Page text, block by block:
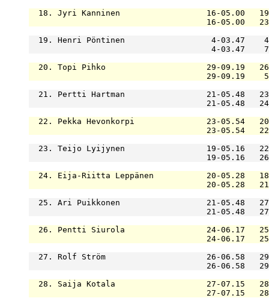
18. Jyri Kanninen                  16-05.00
16-05.00
19. Henri Pöntinen                  4-03.47
4-03.47
20. Topi Pihko                     29-09.19
29-09.19
21. Pertti Hartman                 21-05.48
21-05.48
22. Pekka Hevonkorpi               23-05.54
23-05.54
23. Teijo Lyijynen                 19-05.16
19-05.16
24. Eija-Riitta Leppänen           20-05.28
20-05.28
25. Ari Puikkonen                  21-05.48
21-05.48
26. Pentti Siurola                 24-06.17
24-06.17
27. Rolf Ström                     26-06.58
26-06.58
28. Saija Kotala                   27-07.15
27-07.15